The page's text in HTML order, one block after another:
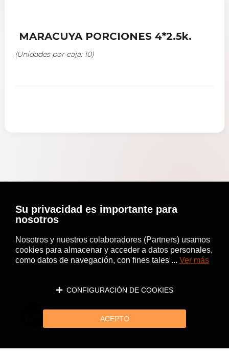
MARACUYA PORCIONES 4*2.5k.
(Unidades por caja: 10)
Su privacidad es importante para
nosotros
Nosotros y nuestros colaboradores (Partners) usamos
cookies para almacenar y acceder a datos personales,
como datos de navegación, con fines tales ... Ver más
CONFIGURACIÓN DE COOKIES
ACEPTO